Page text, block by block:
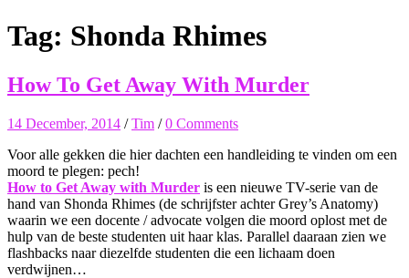
Tag: Shonda Rhimes
How To Get Away With Murder
14 December, 2014 /Tim /0 Comments
Voor alle gekken die hier dachten een handleiding te vinden om een
moord te plegen: pech!
How to Get Away with Murder is een nieuwe TV-serie van de
hand van Shonda Rhimes (de schrijfster achter Grey’s Anatomy)
waarin we een docente / advocate volgen die moord oplost met de
hulp van de beste studenten uit haar klas. Parallel daaraan zien we
flashbacks naar diezelfde studenten die een lichaam doen
verdwijnen…